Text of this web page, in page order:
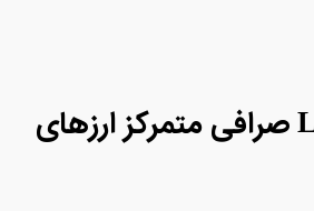
ال بانک Lbank صرافی متمرکز ارزهای